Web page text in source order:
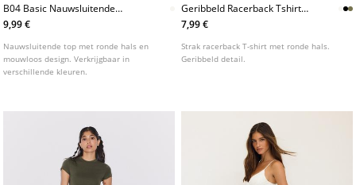
B04 Basic Nauwsluitende
Mouwloze Top
9,99 €
Nauwsluitende top met ronde hals en
mouwloos design. Verkrijgbaar in
verschillende kleuren.
Geribbeld Racerback Tshirt
Van Katoen L02522687
7,99 €
Strak racerback T-shirt met ronde hals.
Geribbeld detail.